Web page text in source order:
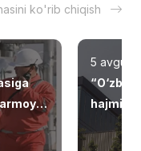
ko'rib chiqish
5 avgust